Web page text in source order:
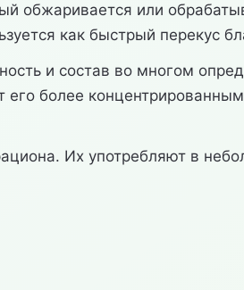
обжаривается или
как быстрый перекус
и состав во многом
более
Их употребляют в